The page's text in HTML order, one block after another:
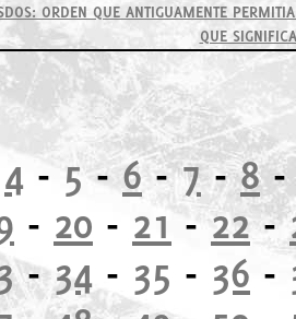
ORDEN QUE ANTIGUAMENTE
QUE
4 - 5-6-7-8
- 20 - 21-22-
-34 - 35 - 36 -